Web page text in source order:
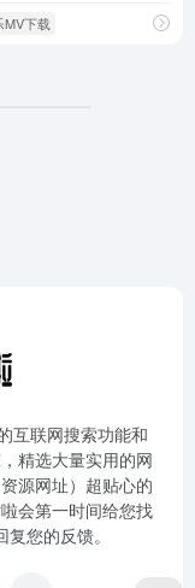
MV下载
互联网搜索功能和
精选大量实用的网
源网址）超贴心的
会第一时间给您找
您的反馈。